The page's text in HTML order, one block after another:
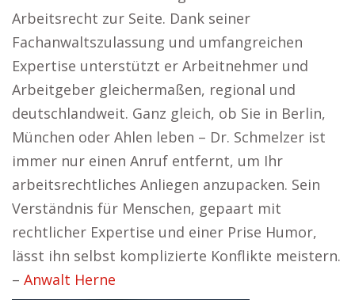
Arbeitsrecht zur Seite. Dank seiner
Fachanwaltszulassung und umfangreichen
Expertise unterstützt er Arbeitnehmer und
Arbeitgeber gleichermaßen, regional und
deutschlandweit. Ganz gleich, ob Sie in Berlin,
München oder Ahlen leben – Dr. Schmelzer ist
immer nur einen Anruf entfernt, um Ihr
arbeitsrechtliches Anliegen anzupacken. Sein
Verständnis für Menschen, gepaart mit
rechtlicher Expertise und einer Prise Humor,
lässt ihn selbst komplizierte Konflikte meistern.
– Anwalt Herne